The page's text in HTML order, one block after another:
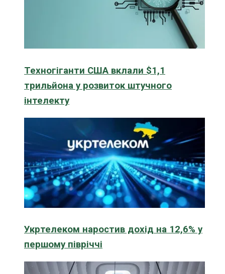
Техногіганти США вклали $1,1
трильйона у розвиток штучного
інтелекту
Укртелеком наростив дохід на 12,6% у
першому півріччі